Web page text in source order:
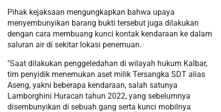
Pihak kejaksaan mengungkapkan bahwa upaya
menyembunyikan barang bukti tersebut juga dilakukan
dengan cara membuang kunci kontak kendaraan ke dalam
saluran air di sekitar lokasi penemuan.
"Saat dilakukan penggeledahan di wilayah hukum Kalbar,
tim penyidik menemukan aset milik Tersangka SDT alias
Aseng, yakni beberapa kendaraan, salah satunya
Lamborghini Huracan tahun 2022, yang sebelumnya
disembunyikan di sebuah gang serta kunci mobilnya